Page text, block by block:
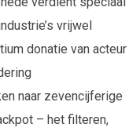
vrijwel
donatie van acteur
naar zevencijferige
– het filteren,